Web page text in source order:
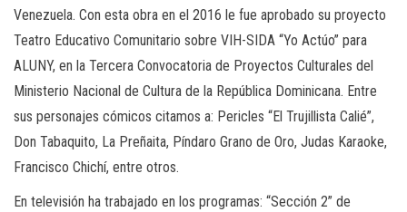
Venezuela. Con esta obra en el 2016 le fue aprobado su proyecto
Teatro Educativo Comunitario sobre VIH-SIDA “Yo Actúo” para
ALUNY, en la Tercera Convocatoria de Proyectos Culturales del
Ministerio Nacional de Cultura de la República Dominicana. Entre
sus personajes cómicos citamos a: Pericles “El Trujillista Calié”,
Don Tabaquito, La Preñaita, Píndaro Grano de Oro, Judas Karaoke,
Francisco Chichí, entre otros.
En televisión ha trabajado en los programas: “Sección 2” de